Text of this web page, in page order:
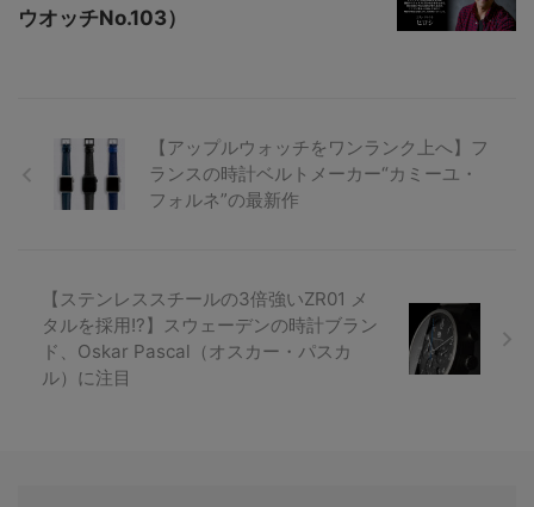
ウオッチNo.103）
【アップルウォッチをワンランク上へ】フ
ランスの時計ベルトメーカー“カミーユ・
フォルネ”の最新作
【ステンレススチールの3倍強いZR01 メ
タルを採用!?】スウェーデンの時計ブラン
ド、Oskar Pascal（オスカー・パスカ
ル）に注目